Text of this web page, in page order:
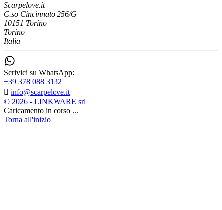
Scarpelove.it
C.so Cincinnato 256/G
10151 Torino
Torino
Italia
Scrivici su WhatsApp:
+39 378 088 3132
 info@scarpelove.it
© 2026 - LINKWARE srl
Caricamento in corso ...
Torna all'inizio